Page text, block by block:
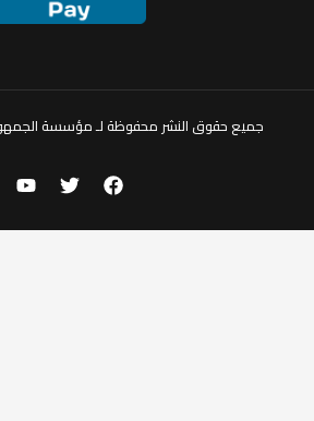
جميع حقوق النشر محفوظة لـ مؤسسة